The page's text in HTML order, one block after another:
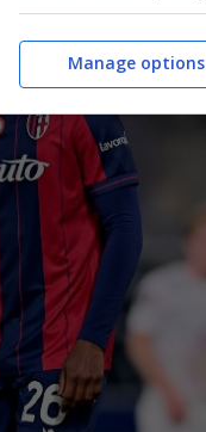
Manage options